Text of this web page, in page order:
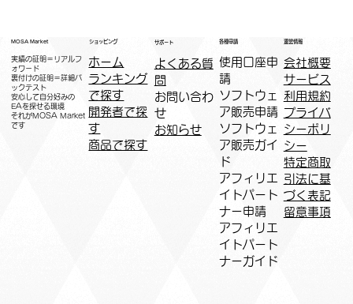
MOSA Market
実績の証明＝リアルフ
ォワード
裏付けの証明＝詳細バ
ックテスト
安心して自分好みの
EAを探せる環境
​それがMOSA Market
です
ショッピング
ホーム
ランキング
で探す
開発者で探
す
商品で探す
サポート
よくある質
問
お問い合わ
せ
お知らせ
各種申請
​使用口座申
請
ソフトウェ
ア販売申請
ソフトウェ
ア販売ガイ
ド
アフィリエ
イトパート
ナー申請​
​アフィリエ
イトパート
ナーガイド
運営情報
会社概要
サービス
利用規約
プライバ
シーポリ
シー
特定商取
引法に基
づく表記
​留意事項